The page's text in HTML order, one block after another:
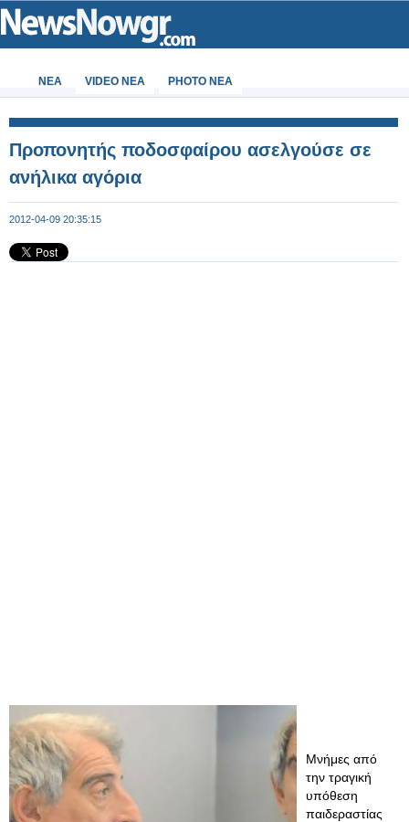
ΝΕΑ VIDEO NEA PHOTO NEA
Προπονητής ποδοσφαίρου ασελγούσε σε
ανήλικα αγόρια
2012-04-09 20:35:15
Μνήμες από
την τραγική
υπόθεση
παιδεραστίας